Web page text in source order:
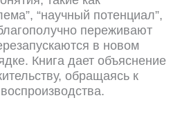
“научный потенциал”,
переживают
в новом
Книга дает объяснение
обращаясь к